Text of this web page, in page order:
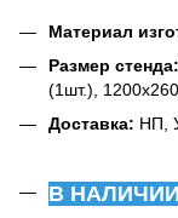
Материал
Размер стенда:
(1шт.),
Доставка: НП,
В НАЛИЧИИ